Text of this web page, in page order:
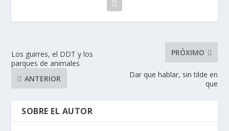
Los guirres, el DDT y los
parques de animales
ANTERIOR
PRÓXIMO
Dar que hablar, sin tilde en
que
SOBRE EL AUTOR